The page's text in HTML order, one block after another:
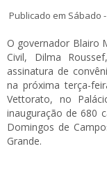
Publicado em Sábado
O governador Blairo
Civil, Dilma
assinatura de
na próxima terça-
Vettorato, no
inauguração de 680
Domingos de
Grande.